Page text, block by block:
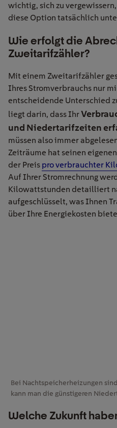
wichtig, sich zu
diese Option tatsächlich
Wie erfolgt die
Zweitarifzähler?
Mit einem Zweitarifzähler
Ihres Stromverbrauchs nur
entscheidende Unterschied
liegt darin, dass Ihr
und Niedertarifzeiten
müssen also immer
Zeiträume hat seinen
der Preis pro verbrauchter
Auf Ihrer Stromrechnung
Kilowattstunden detailliert
aufgeschlüsselt, was Ihnen
über Ihre Energiekosten
Bei Nachtspeicherheizungen
kann man die günstigeren
Welche Zukunft